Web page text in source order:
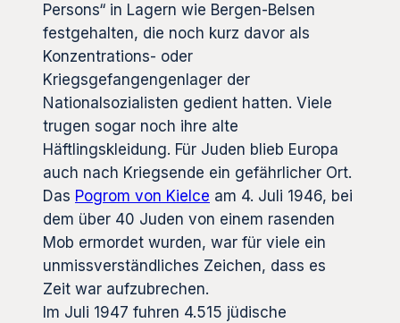
Persons“ in Lagern wie Bergen-Belsen
festgehalten, die noch kurz davor als
Konzentrations- oder
Kriegsgefangengenlager der
Nationalsozialisten gedient hatten. Viele
trugen sogar noch ihre alte
Häftlingskleidung. Für Juden blieb Europa
auch nach Kriegsende ein gefährlicher Ort.
Das Pogrom von Kielce am 4. Juli 1946, bei
dem über 40 Juden von einem rasenden
Mob ermordet wurden, war für viele ein
unmissverständliches Zeichen, dass es
Zeit war aufzubrechen.
Im Juli 1947 fuhren 4.515 jüdische